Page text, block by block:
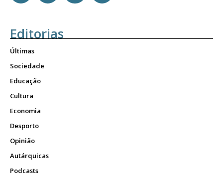
Editorias
Últimas
Sociedade
Educação
Cultura
Economia
Desporto
Opinião
Autárquicas
Podcasts